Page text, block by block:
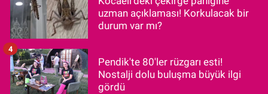
uzman açıklaması! Korkulacak bir
durum var mı?
Pendik'te 80'ler rüzgarı esti!
Nostalji dolu buluşma büyük ilgi
gördü
4